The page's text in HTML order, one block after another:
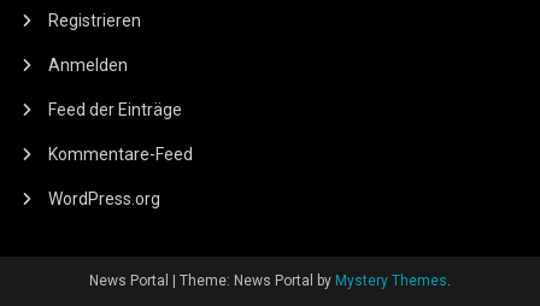
Registrieren
Anmelden
Feed der Einträge
Kommentare-Feed
WordPress.org
News Portal Theme: News Portal by Mystery Themes.